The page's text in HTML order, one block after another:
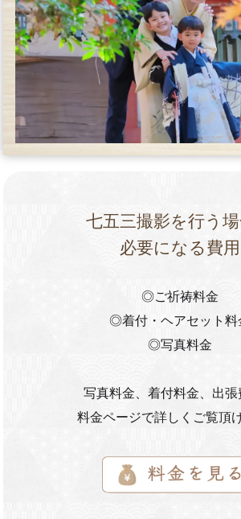
七五三撮影を行う場
必要になる費用
◎ご祈祷料金
◎着付・ヘアセット料
◎写真料金
写真料金、着付料金、出張
料金ページで詳しくご覧頂